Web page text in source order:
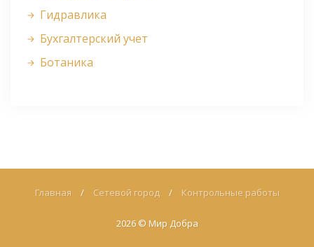
Гидравлика
Бухгалтерский учет
Ботаника
Главная / Сетевой город / Контрольные работы
2026 © Мир Добра